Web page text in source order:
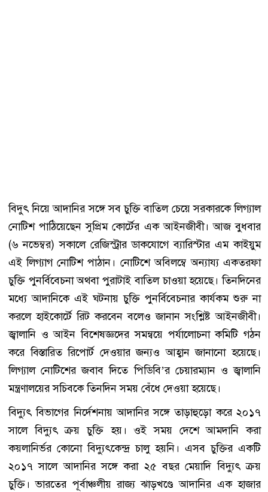
বিদুৎ নিয়ে আদানির সঙ্গে সব চুক্তি বাতিল চেয়ে সরকারকে লিগ্যাল
নোটিশ পাঠিয়েছেন সুপ্রিম কোর্টের এক আইনজীবী। আজ বুধবার
(৬ নভেম্বর) সকালে রেজিস্ট্রার ডাকযোগে ব্যারিস্টার এম কাইয়ুম
এই লিগ্যাগ নোটিশ পাঠান। নোটিশে অবিলম্বে অন্যায্য একতরফা
চুক্তি পুনর্বিবেচনা অথবা পুরাটাই বাতিল চাওয়া হয়েছে। তিনদিনের
মধ্যে আদানিকে এই ঘটনায় চুক্তি পুনর্বিবেচনার কার্যকম শুরু না
করলে হাইকোর্টে রিট করবেন বলেও জানান সংশ্লিষ্ট আইনজীবী।
জ্বালানি ও আইন বিশেষজ্ঞদের সমন্বয়ে পর্যালোচনা কমিটি গঠন
করে বিস্তারিত রিপোর্ট দেওয়ার জন্যও আহ্বান জানানো হয়েছে।
লিগ্যাল নোটিশের জবাব দিতে পিডিবি’র চেয়ারম্যান ও জ্বালানি
মন্ত্রণালয়ের সচিবকে তিনদিন সময় বেঁধে দেওয়া হয়েছে।
বিদ্যুৎ বিভাগের নির্দেশনায় আদানির সঙ্গে তাড়াহুড়ো করে ২০১৭
সালে বিদ্যুৎ ক্রয় চুক্তি হয়। ওই সময় দেশে আমদানি করা
কয়লানির্ভর কোনো বিদ্যুৎকেন্দ্র চালু হয়নি। এসব চুক্তির একটি
২০১৭ সালে আদানির সঙ্গে করা ২৫ বছর মেয়াদি বিদ্যুৎ ক্রয়
চুক্তি। ভারতের পূর্বাঞ্চলীয় রাজ্য ঝাড়খণ্ডে আদানির এক হাজার